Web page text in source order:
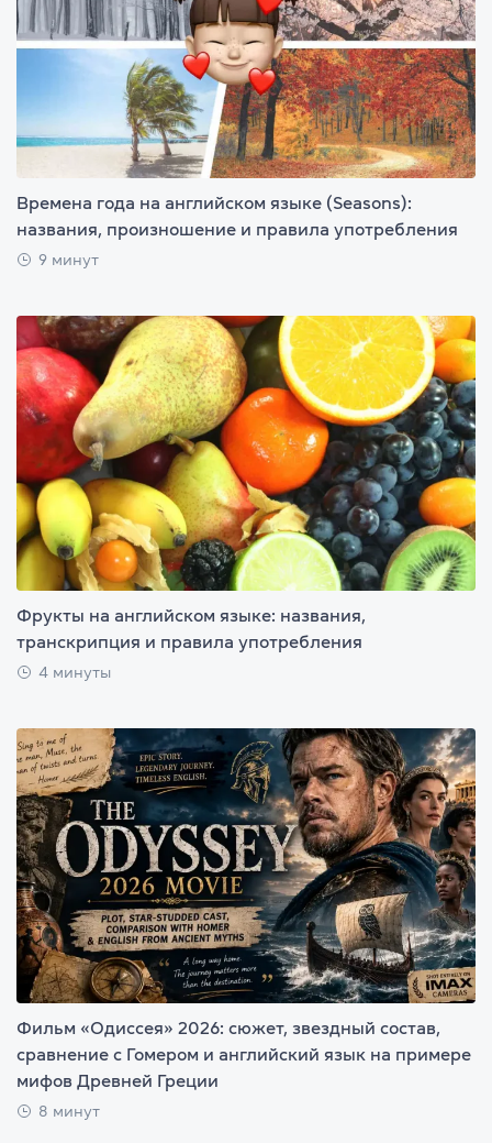
Времена года на английском языке (Seasons):
названия, произношение и правила употребления
9 минут
Фрукты на английском языке: названия,
транскрипция и правила употребления
4 минуты
Фильм «Одиссея» 2026: сюжет, звездный состав,
сравнение с Гомером и английский язык на примере
мифов Древней Греции
8 минут